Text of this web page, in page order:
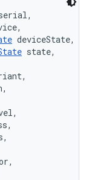
deviceState,
state,